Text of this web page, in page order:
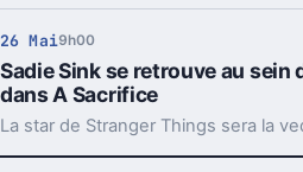
26 Mai9h00
Sadie Sink se retrouve au sein
dans A Sacrifice